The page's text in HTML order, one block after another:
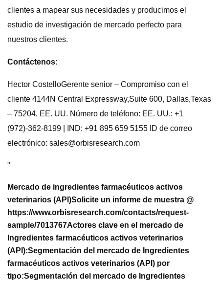
clientes a mapear sus necesidades y producimos el
estudio de investigación de mercado perfecto para
nuestros clientes.
Contáctenos:
Hector CostelloGerente senior – Compromiso con el
cliente 4144N Central Expressway,Suite 600, Dallas,Texas
– 75204, EE. UU. Número de teléfono: EE. UU.: +1
(972)-362-8199 | IND: +91 895 659 5155 ID de correo
electrónico: sales@orbisresearch.com
"
Mercado de ingredientes farmacéuticos activos
veterinarios (API)Solicite un informe de muestra @
https://www.orbisresearch.com/contacts/request-
sample/7013767Actores clave en el mercado de
Ingredientes farmacéuticos activos veterinarios
(API):Segmentación del mercado de Ingredientes
farmacéuticos activos veterinarios (API) por
tipo:Segmentación del mercado de Ingredientes